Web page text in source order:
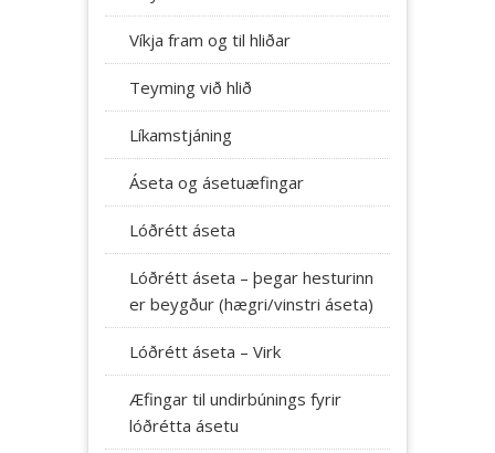
Víkja fram og til hliðar
Teyming við hlið
Líkamstjáning
Áseta og ásetuæfingar
Lóðrétt áseta
Lóðrétt áseta – þegar hesturinn
er beygður (hægri/vinstri áseta)
Lóðrétt áseta – Virk
Æfingar til undirbúnings fyrir
lóðrétta ásetu